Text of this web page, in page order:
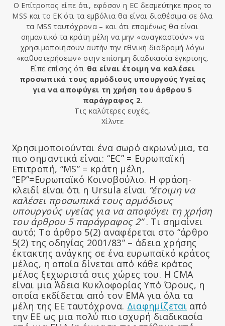
Ο Επίτροπος είπε ότι, εφόσον η EC δεσμεύτηκε προς το
MSS και το ΕΚ ότι τα εμβόλια θα είναι διαθέσιμα σε όλα
τα MSS ταυτόχρονα – και ότι επομένως θα είναι
σημαντικό τα κράτη μέλη να μην «αναγκαστούν» να
χρησιμοποιήσουν αυτήν την εθνική διαδρομή λόγω
«καθυστερήσεων» στην επίσημη διαδικασία έγκρισης.
Είπε επίσης ότι θα είναι έτοιμη να καλέσει
προσωπικά τους αρμόδιους υπουργούς Υγείας
για να αποφύγει τη χρήση του άρθρου 5
παράγραφος 2.
Τις καλύτερες ευχές,
Χίλντε
Χρησιμοποιούνται ένα σωρό ακρωνύμια, τα
πιο σημαντικά είναι: “EC” = Ευρωπαϊκή
Επιτροπή, “MS” = κράτη μέλη,
“EP”=Ευρωπαϊκό Κοινοβούλιο. Η φράση-
κλειδί είναι ότι η Ursula είναι “έτοιμη να
καλέσει προσωπικά τους αρμόδιους
υπουργούς υγείας για να αποφύγει τη χρήση
του άρθρου 5 παράγραφος 2”. Τι σημαίνει
αυτό; Το άρθρο 5(2) αναφέρεται στο “άρθρο
5(2) της οδηγίας 2001/83” – άδεια χρήσης
έκτακτης ανάγκης σε ένα ευρωπαϊκό κράτος
μέλος, η οποία δίνεται από κάθε κράτος
μέλος ξεχωριστά στις χώρες του. Η CMA
είναι μια ΄Άδεια Κυκλοφορίας Υπό Όρους, η
οποία εκδίδεται από τον EMA για όλα τα
μέλη της ΕΕ ταυτόχρονα. Διαφημίζεταιαπό
την ΕΕ ως μια πολύ πιο ισχυρή διαδικασία